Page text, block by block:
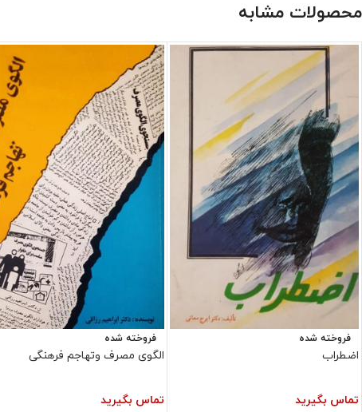
محصولات مشابه
فروخته شده
اضطراب
تماس بگیرید
فروخته شده
الگوی مصرف وتهاجم فرهنگی
تماس بگیرید